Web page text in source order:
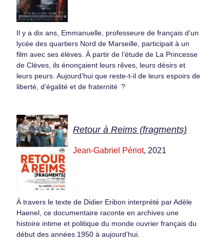
Il y a dix ans, Emmanuelle, professeure de français d’un
lycée des quartiers Nord de Marseille, participait à un
film avec ses élèves. À partir de l’étude de La Princesse
de Clèves, ils énonçaient leurs rêves, leurs désirs et
leurs peurs. Aujourd’hui que reste-t-il de leurs espoirs de
liberté, d’égalité et de fraternité ?
Retour à Reims (fragments)
Jean-Gabriel Périot, 2021
À travers le texte de Didier Eribon interprété par Adèle
Haenel, ce documentaire raconte en archives une
histoire intime et politique du monde ouvrier français du
début des années 1950 à aujourd’hui.